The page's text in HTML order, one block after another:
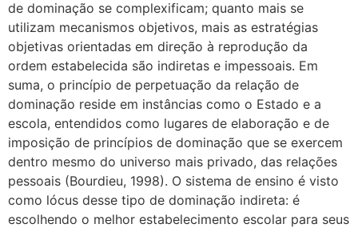
de dominação se complexificam; quanto mais se
utilizam mecanismos objetivos, mais as estratégias
objetivas orientadas em direção à reprodução da
ordem estabelecida são indiretas e impessoais. Em
suma, o princípio de perpetuação da relação de
dominação reside em instâncias como o Estado e a
escola, entendidos como lugares de elaboração e de
imposição de princípios de dominação que se exercem
dentro mesmo do universo mais privado, das relações
pessoais (Bourdieu, 1998). O sistema de ensino é visto
como lócus desse tipo de dominação indireta: é
escolhendo o melhor estabelecimento escolar para seus